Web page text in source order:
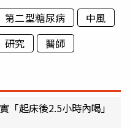
第二型糖尿病
中風
研究 醫師
「起床後2.5小時內喝」